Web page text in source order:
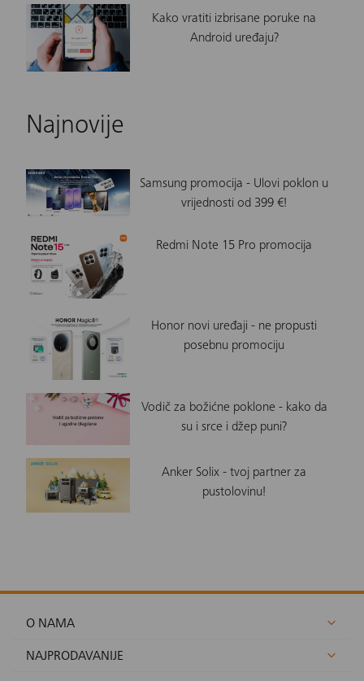
Kako vratiti izbrisane poruke na
Android uređaju?
Najnovije
Samsung promocija - Ulovi poklon u
vrijednosti od 399 €!
Redmi Note 15 Pro promocija
Honor novi uređaji - ne propusti
posebnu promociju
Vodič za božićne poklone - kako da
su i srce i džep puni?
Anker Solix - tvoj partner za
pustolovinu!
O NAMA
NAJPRODAVANIJE